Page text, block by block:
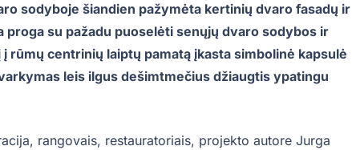
sodyboje šiandien pažymėta kertinių dvaro fasadų ir
proga su pažadu puoselėti senųjų dvaro sodybos ir
centrinių laiptų pamatą įkasta simbolinė kapsulė
leis ilgus dešimtmečius džiaugtis ypatingu
rangovais, restauratoriais, projekto autore Jurga